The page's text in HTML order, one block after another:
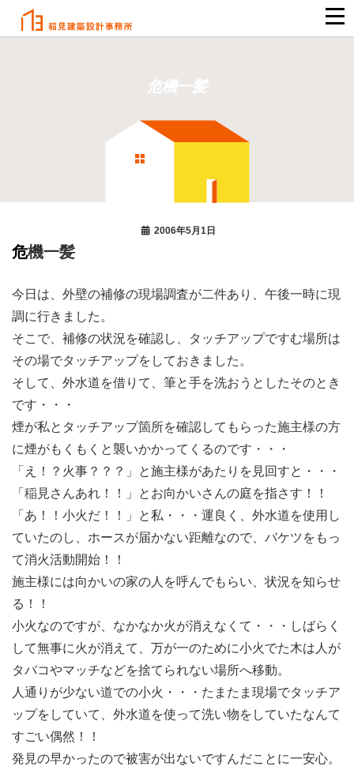
危機一髪
2006年5月1日
危機一髪
今日は、外壁の補修の現場調査が二件あり、午後一時に現
調に行きました。
そこで、補修の状況を確認し、タッチアップですむ場所は
その場でタッチアップをしておきました。
そして、外水道を借りて、筆と手を洗おうとしたそのとき
です・・・
煙が私とタッチアップ箇所を確認してもらった施主様の方
に煙がもくもくと襲いかかってくるのです・・・
「え！？火事？？？」と施主様があたりを見回すと・・・
「稲見さんあれ！！」とお向かいさんの庭を指さす！！
「あ！！小火だ！！」と私・・・運良く、外水道を使用し
ていたのし、ホースが届かない距離なので、バケツをもっ
て消火活動開始！！
施主様には向かいの家の人を呼んでもらい、状況を知らせ
る！！
小火なのですが、なかなか火が消えなくて・・・しばらく
して無事に火が消えて、万が一のために小火でた木は人が
タバコやマッチなどを捨てられない場所へ移動。
人通りが少ない道での小火・・・たまたま現場でタッチア
ップをしていて、外水道を使って洗い物をしていたなんて
すごい偶然！！
発見の早かったので被害が出ないですんだことに一安心。